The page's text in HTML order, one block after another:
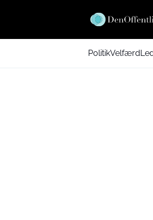
PolitikVelfærd